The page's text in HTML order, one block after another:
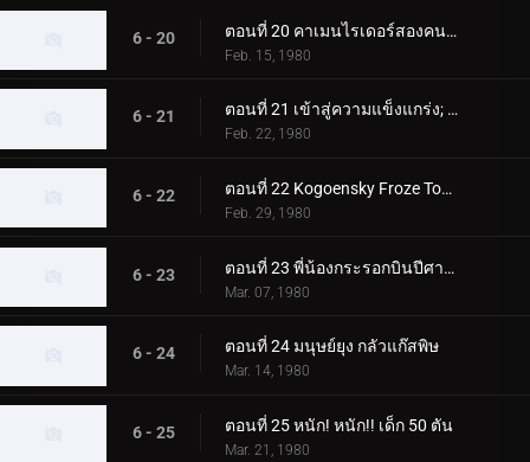
6 - 20 ตอนที่ 20 คาเมนไรเดอร์สองคนซึ่งเป็นอีกคนหนึ่ง
Feb. 15, 1980
6 - 21 ตอนที่ 21 เข้าสู่ความแข็งแกร่ง; สองคนขี่ปะทะ สัตว์ประหลาดที่น่าเกรงขามสองตัว
Feb. 22, 1980
6 - 22 ตอนที่ 22 Kogoensky Froze Tokyo 5 วินาทีที่แล้ว
Feb. 29, 1980
6 - 23 ตอนที่ 23 พี่น้องกระรอกบินปีศาจและนักขี่สองคน
Mar. 07, 1980
6 - 24 ตอนที่ 24 มนุษย์ยุง กลัวแก๊สพิษ
Mar. 14, 1980
6 - 25 ตอนที่ 25 หนัก! หนัก!! เด็ก 50 ตัน
Mar. 21, 1980